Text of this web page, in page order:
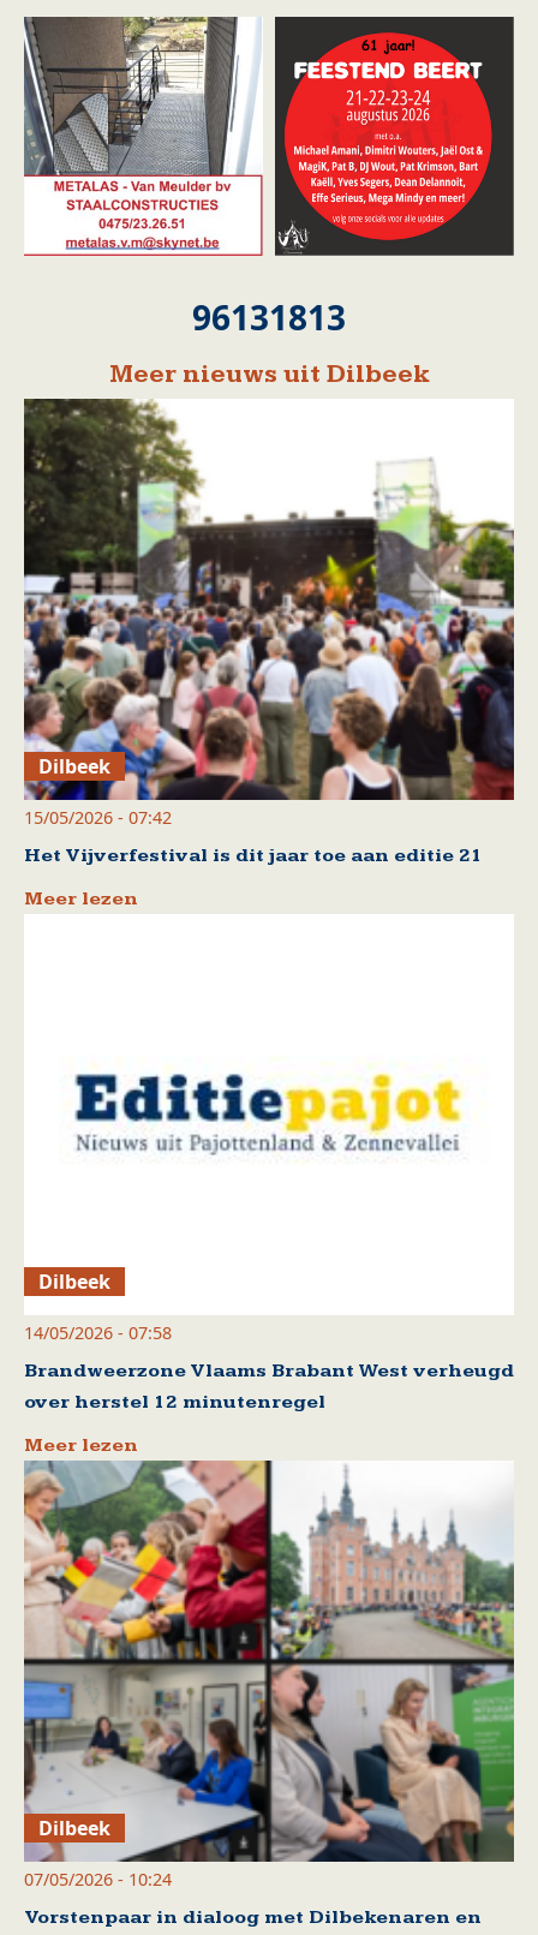
96131813
Meer nieuws uit Dilbeek
Dilbeek
15/05/2026 - 07:42
Het Vijverfestival is dit jaar toe aan editie 21
Meer lezen
Dilbeek
14/05/2026 - 07:58
Brandweerzone Vlaams Brabant West verheugd
over herstel 12 minutenregel
Meer lezen
Dilbeek
07/05/2026 - 10:24
Vorstenpaar in dialoog met Dilbekenaren en